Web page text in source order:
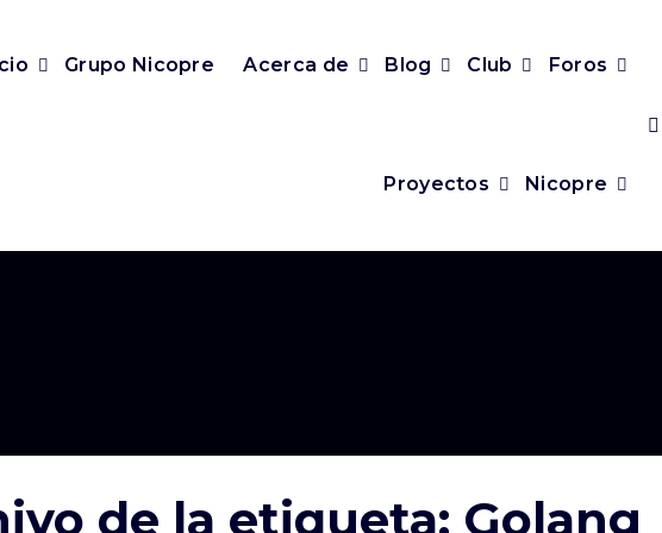
Grupo Nicopre Acerca de Blog Club Foros
Proyectos Nicopre
de la etiqueta: Golang